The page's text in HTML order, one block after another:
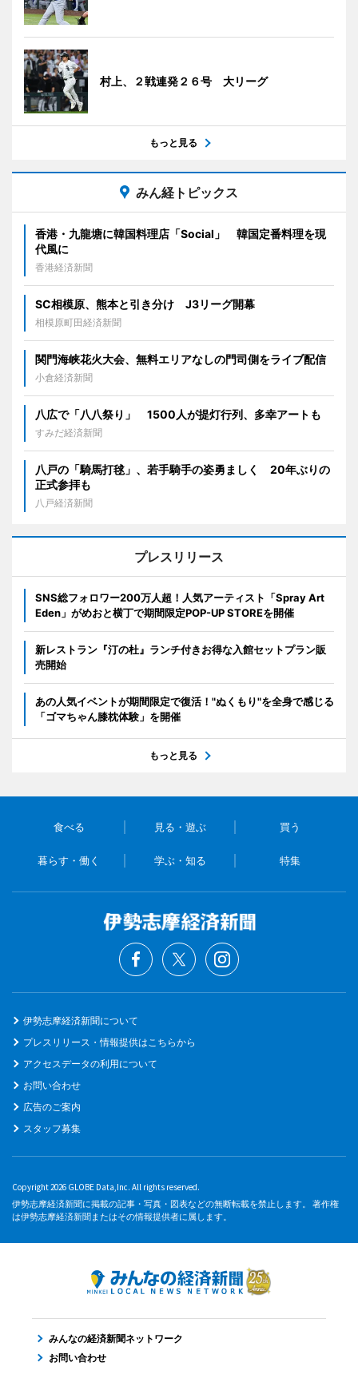
村上、２戦連発２６号 大リーグ
もっと見る
みん経トピックス
香港・九龍塘に韓国料理店「Social」 韓国定番料理を現
代風に
香港経済新聞
SC相模原、熊本と引き分け J3リーグ開幕
相模原町田経済新聞
関門海峡花火大会、無料エリアなしの門司側をライブ配信
小倉経済新聞
八広で「八八祭り」 1500人が提灯行列、多幸アートも
すみだ経済新聞
八戸の「騎馬打毬」、若手騎手の姿勇ましく 20年ぶりの
正式参拝も
八戸経済新聞
プレスリリース
SNS総フォロワー200万人超！人気アーティスト「Spray Art
Eden」がめおと横丁で期間限定POP-UP STOREを開催
新レストラン『汀の杜』ランチ付きお得な入館セットプラン販
売開始
あの人気イベントが期間限定で復活！"ぬくもり"を全身で感じる
「ゴマちゃん膝枕体験」を開催
もっと見る
食べる 見る・遊ぶ 買う
暮らす・働く 学ぶ・知る 特集
伊勢志摩経済新聞について
プレスリリース・情報提供はこちらから
アクセスデータの利用について
お問い合わせ
広告のご案内
スタッフ募集
Copyright 2026 GLOBE Data,Inc. All rights reserved.
伊勢志摩経済新聞に掲載の記事・写真・図表などの無断転載を禁止します。 著作権
は伊勢志摩経済新聞またはその情報提供者に属します。
みんなの経済新聞ネットワーク
お問い合わせ